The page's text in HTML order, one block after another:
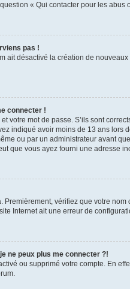
« Qui contacter pour les
pas !
ait désactivé la création de
connecter !
votre mot de passe. S’ils sont
indiqué avoir moins de 13 ans
ou par un administrateur avant
que vous ayez fourni une adresse
vérifiez que votre
Internet ait une erreur de
ne peux plus me connecter ?!
ou supprimé votre compte. En